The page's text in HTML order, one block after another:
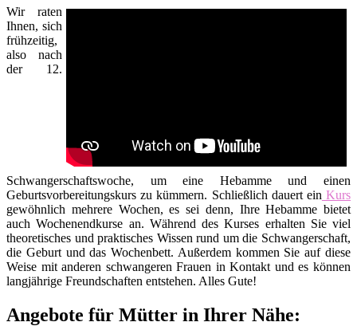
Wir raten
Ihnen, sich
frühzeitig,
also nach
der 12.
Schwangerschaftswoche, um eine Hebamme und einen
Geburtsvorbereitungskurs zu kümmern. Schließlich dauert ein Kurs
gewöhnlich mehrere Wochen, es sei denn, Ihre Hebamme bietet
auch Wochenendkurse an. Während des Kurses erhalten Sie viel
theoretisches und praktisches Wissen rund um die Schwangerschaft,
die Geburt und das Wochenbett. Außerdem kommen Sie auf diese
Weise mit anderen schwangeren Frauen in Kontakt und es können
langjährige Freundschaften entstehen. Alles Gute!
Angebote für Mütter in Ihrer Nähe: